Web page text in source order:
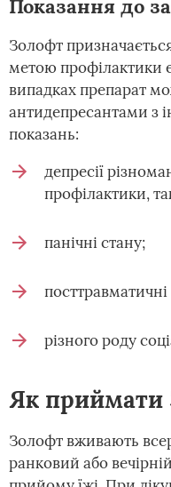
Показання до
Золофт
метою профілактики
випадках препарат
антидепресантами з
показань:
депресії
профілактики,
панічні стану;
різного роду
Як приймати
Золофт вживають
ранковий або